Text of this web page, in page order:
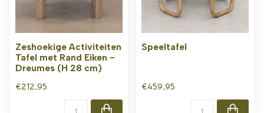
Zeshoekige Activiteiten
Tafel met Rand Eiken -
Dreumes (H 28 cm)
€212,95
Speeltafel
€459,95